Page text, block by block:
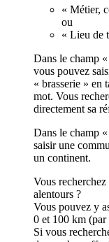
« Métier,
ou
« Lieu de
Dans le champ
vous pouvez
« brasserie » en
mot. Vous
directement sa
Dans le champ
saisir une
un continent.
Vous
alentours ?
Vous pouvez y
0 et 100 km (par
Si vous